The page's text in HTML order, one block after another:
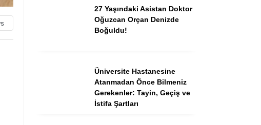
Youtube
27 Yaşındaki Asistan Doktor
Oğuzcan Orçan Denizde
Boğuldu!
Üniversite Hastanesine
Atanmadan Önce Bilmeniz
Gerekenler: Tayin, Geçiş ve
İstifa Şartları